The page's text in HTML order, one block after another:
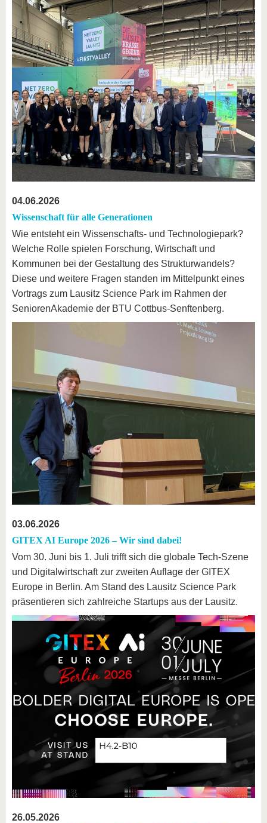
04.06.2026
Wissenschaft für alle Generationen
Wie entsteht ein Wissenschafts- und Technologiepark?
Welche Rolle spielen Forschung, Wirtschaft und
Kommunen bei der Gestaltung des Strukturwandels?
Diese und weitere Fragen standen im Mittelpunkt eines
Vortrags zum Lausitz Science Park im Rahmen der
SeniorenAkademie der BTU Cottbus-Senftenberg.
03.06.2026
GITEX AI Europe 2026 – Wir sind dabei!
Vom 30. Juni bis 1. Juli trifft sich die globale Tech-Szene
und Digitalwirtschaft zur zweiten Auflage der GITEX
Europe in Berlin. Am Stand des Lausitz Science Park
präsentieren sich zahlreiche Startups aus der Lausitz.
26.05.2026